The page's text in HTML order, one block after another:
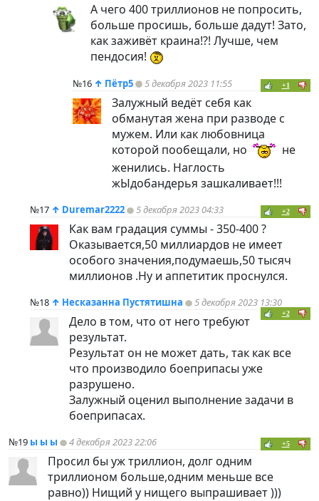
А чего 400 триллионов не попросить,
больше просишь, больше дадут! Зато,
как заживёт краина!?! Лучше, чем
пендосия!
№16 ↑ Пётр5 5 декабря 2023 11:55 +1
Залужный ведёт себя как
обманутая жена при разводе с
мужем. Или как любовница
которой пообещали, но
не
женились. Наглость
жЫдобандерья зашкаливает!!!
№17 ↑ Duremar2222 5 декабря 2023 04:33 +2
Как вам градация суммы - 350-400 ?
Оказывается,50 миллиардов не имеет
особого значения,подумаешь,50 тысяч
миллионов .Ну и аппетитик проснулся.
№18 ↑ Несказанна Пустятишна 5 декабря 2023 13:30
+2
Дело в том, что от него требуют
результат.
Результат он не может дать, так как все
что производило боеприпасы уже
разрушено.
Залужный оценил выполнение задачи в
боеприпасах.
№19 ы ы ы 4 декабря 2023 22:06 +5
Просил бы уж триллион, долг одним
триллионом больше,одним меньше все
равно)) Нищий у нищего выпрашивает )))